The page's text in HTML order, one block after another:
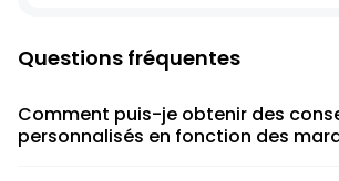
Questions fréquentes
Comment puis-je obtenir des
personnalisés en fonction des